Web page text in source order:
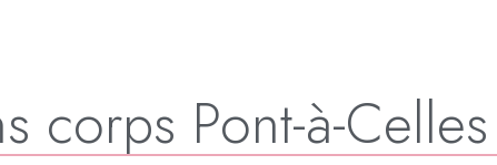
corps Pont-à-Celles